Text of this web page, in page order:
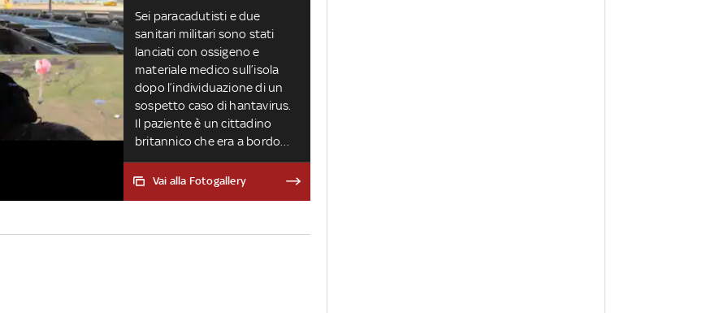
Sei paracadutisti e due
sanitari militari sono stati
lanciati con ossigeno e
materiale medico sull’isola
dopo l’individuazione di un
sospetto caso di hantavirus.
Il paziente è un cittadino
britannico che era a bordo
della nave da crociera colpita
da un focolaio del virus
Vai alla Fotogallery